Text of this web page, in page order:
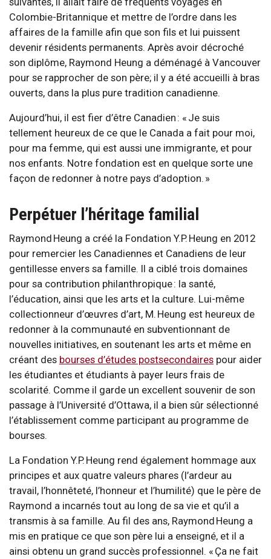
Colombie-Britannique et mettre de l’ordre dans les
affaires de la famille afin que son fils et lui puissent
devenir résidents permanents. Après avoir décroché
son diplôme, Raymond Heung a déménagé à Vancouver
pour se rapprocher de son père; il y a été accueilli à bras
ouverts, dans la plus pure tradition canadienne.
Aujourd’hui, il est fier d’être Canadien : « Je suis
tellement heureux de ce que le Canada a fait pour moi,
pour ma femme, qui est aussi une immigrante, et pour
nos enfants. Notre fondation est en quelque sorte une
façon de redonner à notre pays d’adoption. »
Perpétuer l’héritage familial
Raymond Heung a créé la Fondation Y.P. Heung en 2012
pour remercier les Canadiennes et Canadiens de leur
gentillesse envers sa famille. Il a ciblé trois domaines
pour sa contribution philanthropique : la santé,
l’éducation, ainsi que les arts et la culture. Lui-même
collectionneur d’œuvres d’art, M. Heung est heureux de
redonner à la communauté en subventionnant de
nouvelles initiatives, en soutenant les arts et même en
créant des bourses d’études postsecondaires pour aider
les étudiantes et étudiants à payer leurs frais de
scolarité. Comme il garde un excellent souvenir de son
passage à l’Université d’Ottawa, il a bien sûr sélectionné
l’établissement comme participant au programme de
bourses.
La Fondation Y.P. Heung rend également hommage aux
principes et aux quatre valeurs phares (l’ardeur au
travail, l’honnêteté, l’honneur et l’humilité) que le père de
Raymond a incarnés tout au long de sa vie et qu’il a
transmis à sa famille. Au fil des ans, Raymond Heung a
mis en pratique ce que son père lui a enseigné, et il a
ainsi obtenu un grand succès professionnel. « Ça ne fait